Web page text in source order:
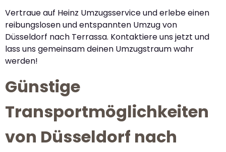
Vertraue auf Heinz Umzugsservice und erlebe einen
reibungslosen und entspannten Umzug von
Düsseldorf nach Terrassa. Kontaktiere uns jetzt und
lass uns gemeinsam deinen Umzugstraum wahr
werden!
Günstige
Transportmöglichkeiten
von Düsseldorf nach